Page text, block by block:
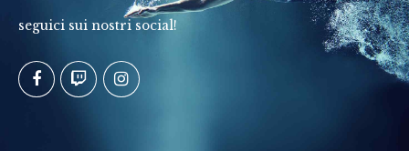
seguici sui nostri social!